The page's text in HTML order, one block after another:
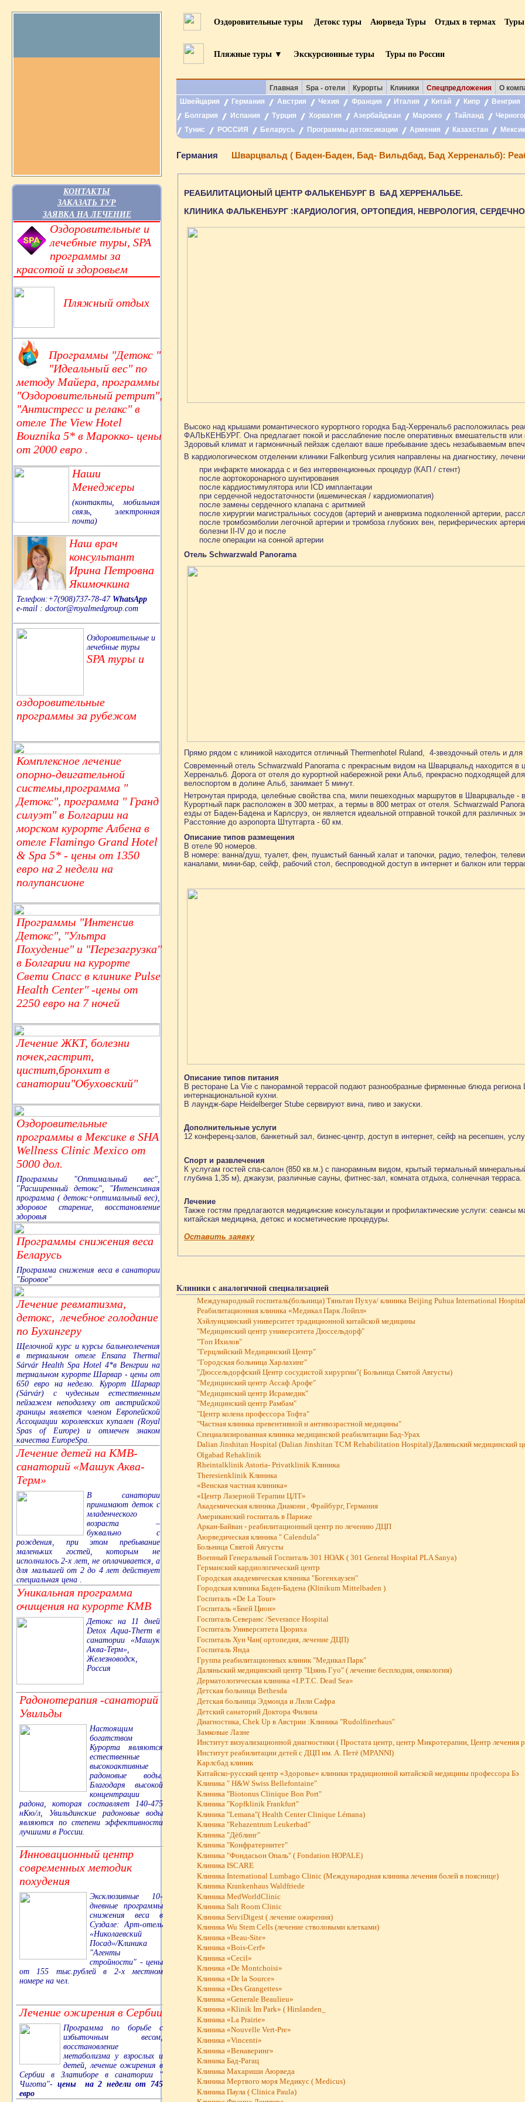
КОНТАКТЫ
ЗАКАЗАТЬ ТУР
ЗАЯВКА НА ЛЕЧЕНИЕ
Оздоровительные и
лечебные туры, SPA
программы за
красотой и здоровьем
Пляжный отдых
Программы "Детокс "
"Идеальный вес" по
методу Майера, программы
"Оздоровительный ретрит",
"Антистресс и релакс" в
отеле The View Hotel
Bouznika 5* в Марокко- цены
от 2000 евро .
Наши
Менеджеры
(контакты, мобильная
связь, электронная
почта)
Наш врач
консультант
Ирина Петровна
Якимочкина
Телефон:+7(908)737-78-47 WhatsApp
e-mail : doctor@royalmedgroup.com
Оздоровительные и
лечебные туры
SPA туры и
оздоровительные
программы за рубежом
Комплексное лечение
опорно-двигательной
системы,программа "
Детокс", программа " Гранд
силуэт" в Болгарии на
морском курорте Албена в
отеле Flamingo Grand Hotel
& Spa 5* - цены от 1350
евро на 2 недели на
полупансионе
Программы "Интенсив
Детокс", "Ультра
Похудение" и "Перезагрузка"
в Болгарии на курорте
Свети Спасс в клинике Pulse
Health Center" -цены от
2250 евро на 7 ночей
Лечение ЖКТ, болезни
почек,гастрит,
цистит,бронхит в
санатории"Обуховский"
Оздоровительные
программы в Мексике в SHA
Wellness Clinic Mexico от
5000 дол.
Программы "Оптимальный вес",
"Расширенный детокс", "Интенсивная
программа ( детокс+оптимальный вес),
здоровое старение, восстановление
здоровья
Программы снижения веса
Беларусь
Программа снижения веса в санатории
"Боровое"
Лечение ревматизма,
детокс, лечебное голодание
по Бухингеру
Щелочной курс и курсы бальнеолечения
в термальном отеле Ensana Thermal
Sárvár Health Spa Hotel 4*в Венгрии на
термальном курорте Шарвар - цены от
650 евро на неделю. Курорт Шарвар
(Sárvár) с чудесным естественным
пейзажем неподалеку от австрийской
границы является членом Европейской
Ассоциации королевских купален (Royal
Spas of Europe) и отмечен знаком
качества EuropeSpa.
Лечение детей на КМВ-
санаторий «Машук Аква-
Терм»
В санатории
принимают деток с
младенческого
возраста –
буквально с
рождения, при этом пребывание
маленьких гостей, которым не
исполнилось 2-х лет, не оплачивается, а
для малышей от 2 до 4 лет действует
специальная цена .
Уникальная программа
очищения на курорте КМВ
Детокс на 11 дней
Detox Aqua-Therm в
санатории «Машук
Аква-Терм»,
Железноводск,
Россия
Радонотерапия -санаторий
Увильды
Настоящим
богатством
Курорта являются
естественные
высокоактивные
радоновые воды.
Благодаря высокой
концентрации
радона, которая составляет 140-475
нКю/л, Увильдинские радоновые воды
являются по степени эффективности
лучшими в России.
Инновационный центр
современных методик
похудения
Эксклюзивные 10-
дневные программы
снижения веса в
Суздале: Арт-отель
«Николаевский
Посад»/Клиника
"Агенты
стройности" - цены
от 155 тыс.рублей в 2-х местном
номере на чел.
Лечение ожирения в Сербии
Программа по борьбе с
избыточным весом,
восстановление
метаболизма у взрослых и
детей, лечение ожирения в
Сербии в Златиборе в санатории "
Чигота"- цены на 2 недели от 745
евро
Оздоровительные туры Детокс туры Аюрведа Туры Отдых в термах Туры
Пляжные туры ▼ Экскурсионные туры Туры по России
Главная Spa - отели Курорты Клиники Спецпредложения О
Швейцария
Германия Австрия Чехия Франция Италия Китай Кипр Венгрия
Болгария
Испания Турция Хорватия Азербайджан Марокко Тайланд
Тунис
РОССИЯ Беларусь Программы детоксикации Армения Казахстан
Германия Шварцвальд ( Баден-Баден, Бад- Вильдбад, Бад Херренальб):
РЕАБИЛИТАЦИОНЫЙ ЦЕНТР ФАЛЬКЕНБУРГ В БАД ХЕРРЕНАЛЬБЕ.
КЛИНИКА ФАЛЬКЕНБУРГ :КАРДИОЛОГИЯ, ОРТОПЕДИЯ, НЕВРОЛОГИЯ,
Высоко над крышами романтического курортного городка Бад-Херренальб расположилась
ФАЛЬКЕНБУРГ. Она предлагает покой и расслабление после оперативных вмешательств или
Здоровый климат и гармоничный пейзаж сделают ваше пребывание здесь незабываемым
В кардиологическом отделении клиники Falkenburg усилия направлены на диагностику,
при инфаркте миокарда с и без интервенционных процедур (КАП / стент)
после аортокоронарного шунтирования
после кардиостимулятора или ICD имплантации
при сердечной недостаточности (ишемическая / кардиомиопатия)
после замены сердечного клапана с аритмией
после хирургии магистральных сосудов (артерий и аневризма подколенной артерии,
после тромбоэмболии легочной артерии и тромбоза глубоких вен, периферических
болезни II-IV до и после
после операции на сонной артерии
Отель Schwarzwald Panorama
Прямо рядом с клиникой находится отличный Thermenhotel Ruland, 4-звездочный отель и
Современный отель Schwarzwald Panorama с прекрасным видом на Шварцвальд находится в
Херренальб. Дорога от отеля до курортной набережной реки Альб, прекрасно подходящей для
велоспортом в долине Альб, занимает 5 минут.
Нетронутая природа, целебные свойства спа, мили пешеходных маршрутов в Шварцвальде -
Курортный парк расположен в 300 метрах, а термы в 800 метрах от отеля. Schwarzwald
езды от Баден-Бадена и Карлсруэ, он является идеальной отправной точкой для различных
Расстояние до аэропорта Штутгарта - 60 км.
Описание типов размещения
В отеле 90 номеров.
В номере: ванна/душ, туалет, фен, пушистый банный халат и тапочки, радио, телефон,
каналами, мини-бар, сейф, рабочий стол, беспроводной доступ в интернет и балкон или
Описание типов питания
В ресторане La Vie с панорамной террасой подают разнообразные фирменные блюда
интернациональной кухни.
В лаундж-баре Heidelberger Stube сервируют вина, пиво и закуски.
Дополнительные услуги
12 конференц-залов, банкетный зал, бизнес-центр, доступ в интернет, сейф на ресепшен,
Спорт и развлечения
К услугам гостей спа-салон (850 кв.м.) с панорамным видом, крытый термальный
глубина 1,35 м), джакузи, различные сауны, фитнес-зал, комната отдыха, солнечная терраса.
Лечение
Также гостям предлагаются медицинские консультации и профилактические услуги: сеансы
китайская медицина, детокс и косметические процедуры.
Оставить заявку
Клиники с аналогичной специализацией
Международный госпиталь(больница) Тяньтан Пухуа/ клиника Beijing Puhua International Hospital
Реабилитационная клиника «Медикал Парк Лойпл»
Хэйлунцзянский университет традиционной китайской медицины
"Mедицинский центр университета Дюссельдорф"
"Tоп Ихилов"
"Герцлийский Медицинский Центр"
"Городская больница Харлахинг"
"Дюссельдорфский Центр сосудистой хирургии"( Больница Святой Августы)
"Медицинский центр Ассаф Арофе"
"Медицинский центр Исрамедик"
"Медицинский центр Рамбам"
"Центр колена профессора Тофта"
"Частная клиника превентивной и антивозрастной медицины"
Cпециализированная клиника медицинской реабилитации Бад-Урах
Dalian Jinshitan Hospital (Dalian Jinshitan TCM Rehabilitation Hospital)/Даляньский медицинский
Olgabad Rehaklinik
Rheintalklinik Astoria- Privatklinik Клиника
Theresienklinik Клиника
«Венская частная клиника»
«Центр Лазерной Терапии ЦЛТ»
Академическая клиника Диакони , Фрайбург, Германия
Американский госпиталь в Париже
Аркан-Байван - реабилитационный центр по лечению ДЦП
Аюрведическая клиника " Calendula"
Больница Святой Августы
Военный Генеральный Госпиталь 301 НОАК ( 301 General Hospital PLA Sanya)
Германский кардиологический центр
Городская академическая клиника "Богенхаузен"
Городская клиника Баден-Бадена (Klinikum Mittelbaden )
Госпиталь «De La Tour»
Госпиталь «Бней Цион»
Госпиталь Северанс /Severance Hospital
Госпиталь Университета Цюриха
Госпиталь Хун Чан( ортопедия, лечение ДЦП)
Госпиталь Янда
Группа реабилитационных клиник "Медикал Парк"
Даляньский медицинский центр "Цзянь Гуо" ( лечение бесплодия, онкология)
Дерматологическая клиника «I.P.T.C. Dead Sea»
Детская больница Bethesda
Детская больница Эдмонда и Лили Сафра
Детский санаторий Доктора Филипа
Диагностика, Chek Up в Австрии :Клиника "Rudolfinerhaus"
Замковые Лазне
Институт визуализационной диагностики ( Простата центр, центр Микротерапии, Центр лечения
Институт реабилитации детей с ДЦП им. А. Петё (MPANNI)
Карлсбад клиник
Китайско-русский центр «Здоровье» клиники традиционной китайской медицины профессора Бэ
Клиника " H&W Swiss Bellefontaine"
Клиника "Biotonus Clinique Bon Port"
Клиника "Kopfklinik Frankfurt"
Клиника "Lemana"( Health Center Clinique Lémana)
Клиника "Rehazentrum Leukerbad"
Клиника "Дёблинг"
Клиника "Конфратернитет"
Клиника "Фондасьон Опаль" ( Fondation HOPALE)
Клиника ISCARE
Клиника International Lumbago Clinic (Международная клиника лечения болей в пояснице)
Клиника Krankenhaus Waldfriede
Клиника MedWorldClinic
Клиника Salt Room Clinic
Клиника ServiDigest ( лечение ожирения)
Клиника Wu Stem Cells (лечение стволовыми клетками)
Клиника «Beau-Site»
Клиника «Bois-Cerf»
Клиника «Cecil»
Клиника «De Montchoisi»
Клиника «De la Source»
Клиника «Des Grangettes»
Клиника «Generale Beaulieu»
Клиника «Klinik Im Park» ( Hirslanden_
Клиника «La Prairie»
Клиника «Nouvelle Vert-Pre»
Клиника «Vincenti»
Клиника «Венаверинг»
Клиника Бад-Рагац
Клиника Махариши Аюрведа
Клиника Мертвого моря Медикус ( Medicus)
Клиника Паула ( Clinica Paula)